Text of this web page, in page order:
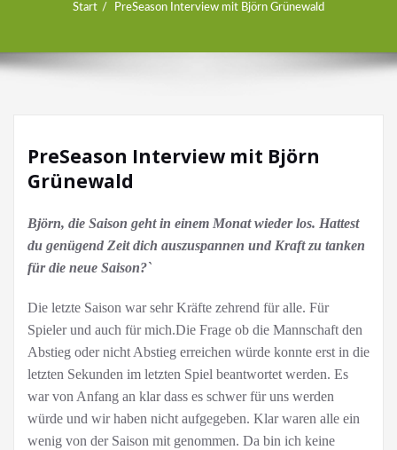
Start PreSeason Interview mit Björn Grünewald
PreSeason Interview mit Björn
Grünewald
Björn, die Saison geht in einem Monat wieder los. Hattest
du genügend Zeit dich auszuspannen und Kraft zu tanken
für die neue Saison?`
Die letzte Saison war sehr Kräfte zehrend für alle. Für
Spieler und auch für mich.Die Frage ob die Mannschaft den
Abstieg oder nicht Abstieg erreichen würde konnte erst in die
letzten Sekunden im letzten Spiel beantwortet werden. Es
war von Anfang an klar dass es schwer für uns werden
würde und wir haben nicht aufgegeben. Klar waren alle ein
wenig von der Saison mit genommen. Da bin ich keine